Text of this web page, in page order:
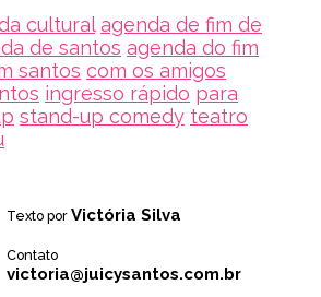
cultural agenda de fim de
de santos agenda do fim
santos com os amigos
ingresso rápido para
stand-up comedy teatro
Texto por Victória Silva
Contato
victoria@juicysantos.com.br